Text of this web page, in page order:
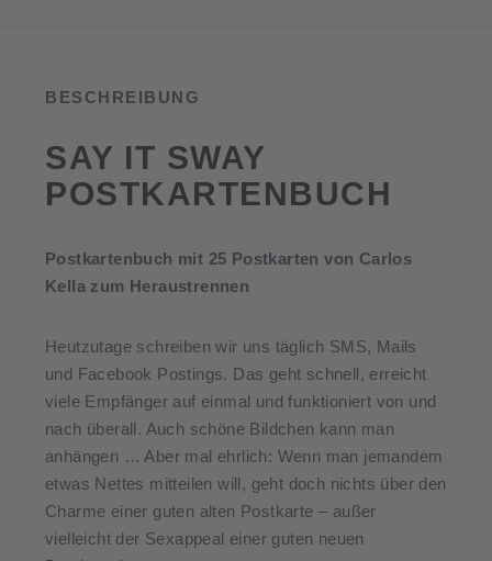
BESCHREIBUNG
SAY IT SWAY
POSTKARTENBUCH
Postkartenbuch mit 25 Postkarten von Carlos
Kella zum Heraustrennen
Heutzutage schreiben wir uns täglich SMS, Mails
und Facebook Postings. Das geht schnell, erreicht
viele Empfänger auf einmal und funktioniert von und
nach überall. Auch schöne Bildchen kann man
anhängen … Aber mal ehrlich: Wenn man jemandem
etwas Nettes mitteilen will, geht doch nichts über den
Charme einer guten alten Postkarte – außer
vielleicht der Sexappeal einer guten neuen